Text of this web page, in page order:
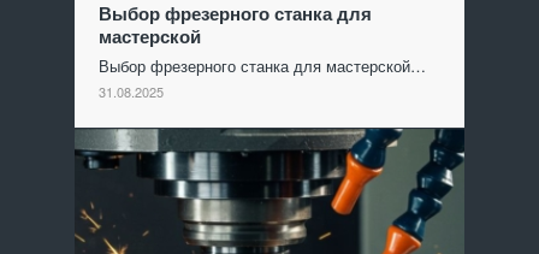
Выбор фрезерного станка для
мастерской
Выбор фрезерного станка для мастерской…
31.08.2025